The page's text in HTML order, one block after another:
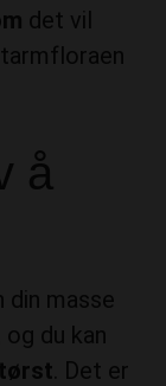
det vil
å
din masse
du kan
tørst . Det er